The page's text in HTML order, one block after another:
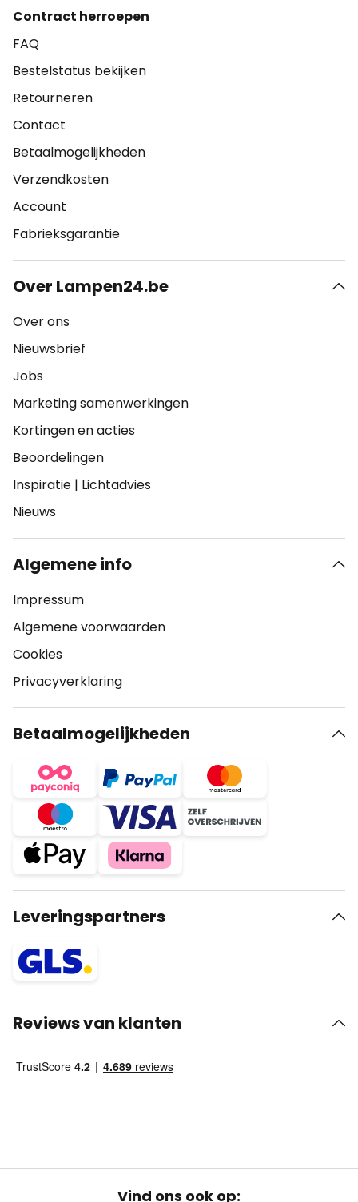
Contract herroepen
FAQ
Bestelstatus bekijken
Retourneren
Contact
Betaalmogelijkheden
Verzendkosten
Account
Fabrieksgarantie
Over Lampen24.be
Over ons
Nieuwsbrief
Jobs
Marketing samenwerkingen
Kortingen en acties
Beoordelingen
Inspiratie | Lichtadvies
Nieuws
Algemene info
Impressum
Algemene voorwaarden
Cookies
Privacyverklaring
Betaalmogelijkheden
Leveringspartners
Reviews van klanten
Vind ons ook op: